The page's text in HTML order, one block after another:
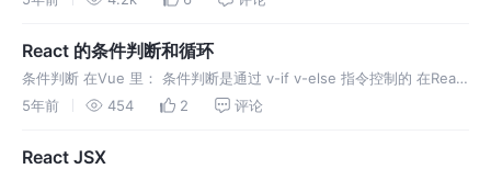
React 的条件判断和循环
条件判断 在Vue 里： 条件判断是通过 v-if v-else 指令控制的 在React
里： JSX的条件判断 写法一 如果外边需要一个 div ，把这段JS代码包
5年前 454 2 评论
React JSX